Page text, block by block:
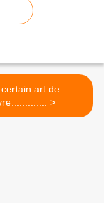
certain art de
vivre............. >